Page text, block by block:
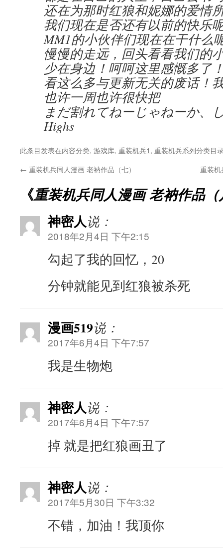
还在为那时红狼和妮娜的爱情
我们现在是否还有以前的快乐
MM1的小伙伴们现在在干什么
慢慢的走远，回头看看我们的
少在身边！呵呵这里感慨多了
看这么多与更新无关的废话！
也许一周也许很快把
まだ割れてねーじゃねーか、
Highs
此条目发表在内容分类, 游戏库, 重装机兵1, 重装机兵系列分类目
← 重装机兵同人漫画 老衲作品（七） 重装
《重装机兵同人漫画 老衲作品
神密人说：
2018年2月4日 下午2:15
勾起了我的回忆，20
分钟就能见到红狼被杀死
漫画519说：
2017年6月4日 下午7:57
我是生物炮
神密人说：
2017年6月4日 下午7:57
掉 就是把红狼画丑了
神密人说：
2017年5月30日 下午3:32
不错，加油！我顶你